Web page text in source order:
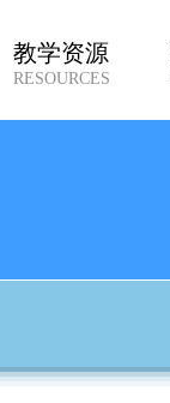
教学资源
RESOURCES